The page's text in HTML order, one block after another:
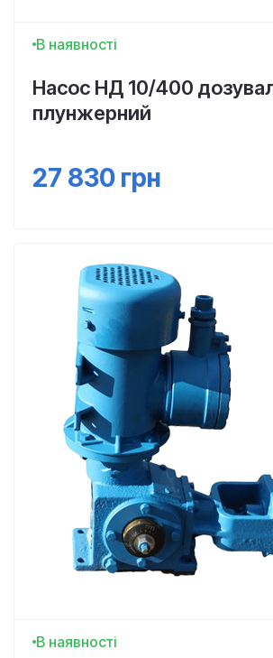
В наявності
Насос НД 10/400
плунжерний
27 830 грн
В наявності